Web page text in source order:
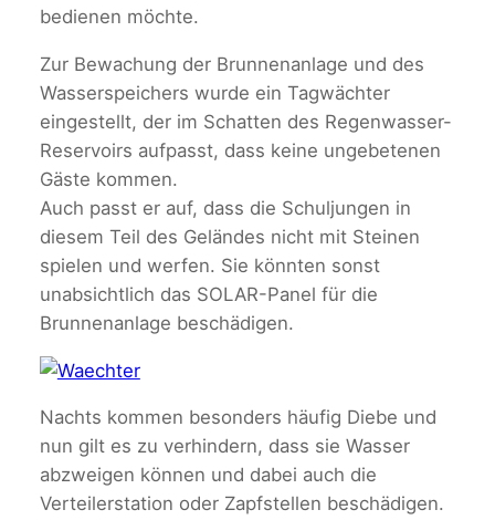
bedienen möchte.
Zur Bewachung der Brunnenanlage und des
Wasserspeichers wurde ein Tagwächter
eingestellt, der im Schatten des Regenwasser-
Reservoirs aufpasst, dass keine ungebetenen
Gäste kommen.
Auch passt er auf, dass die Schuljungen in
diesem Teil des Geländes nicht mit Steinen
spielen und werfen. Sie könnten sonst
unabsichtlich das SOLAR-Panel für die
Brunnenanlage beschädigen.
Nachts kommen besonders häufig Diebe und
nun gilt es zu verhindern, dass sie Wasser
abzweigen können und dabei auch die
Verteilerstation oder Zapfstellen beschädigen.